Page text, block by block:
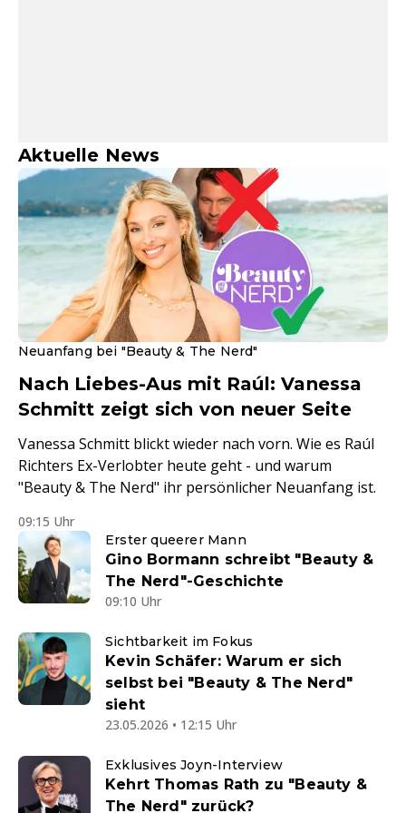
Aktuelle News
Neuanfang bei "Beauty & The Nerd"
Nach Liebes-Aus mit Raúl: Vanessa
Schmitt zeigt sich von neuer Seite
Vanessa Schmitt blickt wieder nach vorn. Wie es Raúl
Richters Ex-Verlobter heute geht - und warum
"Beauty & The Nerd" ihr persönlicher Neuanfang ist.
09:15 Uhr
Erster queerer Mann
Gino Bormann schreibt "Beauty &
The Nerd"-Geschichte
09:10 Uhr
Sichtbarkeit im Fokus
Kevin Schäfer: Warum er sich
selbst bei "Beauty & The Nerd"
sieht
23.05.2026 • 12:15 Uhr
Exklusives Joyn-Interview
Kehrt Thomas Rath zu "Beauty &
The Nerd" zurück?